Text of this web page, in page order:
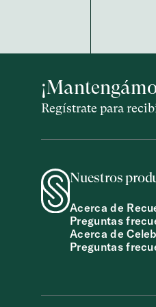
Regístrate para
Nuestros
Acerca de
Preguntas
Acerca de
Preguntas